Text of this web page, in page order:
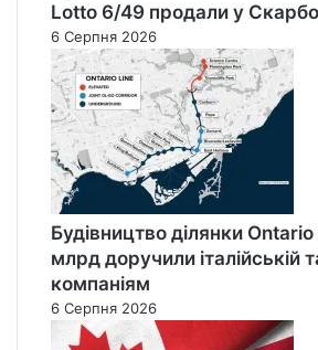
Lotto 6/49 продали у
6 Серпня 2026
Будівництво ділянки
млрд доручили італійській
компаніям
6 Серпня 2026